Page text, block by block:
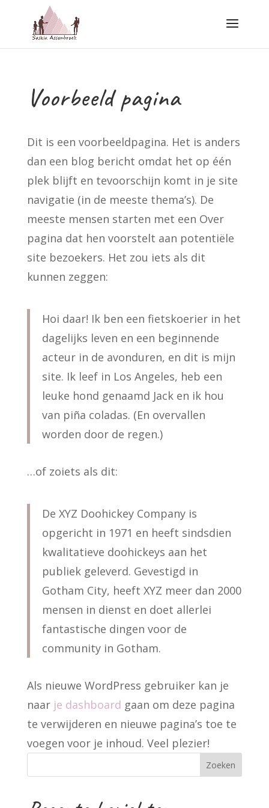
Voorbeeld pagina
Dit is een voorbeeldpagina. Het is anders
dan een blog bericht omdat het op één
plek blijft en tevoorschijn komt in je site
navigatie (in de meeste thema’s). De
meeste mensen starten met een Over
pagina dat hen voorstelt aan potentiële
site bezoekers. Het zou iets als dit
kunnen zeggen:
Hoi daar! Ik ben een fietskoerier in het
dagelijks leven en een beginnende
acteur in de avonduren, en dit is mijn
site. Ik leef in Los Angeles, heb een
leuke hond genaamd Jack en ik hou
van piña coladas. (En overvallen
worden door de regen.)
…of zoiets als dit:
De XYZ Doohickey Company is
opgericht in 1971 en heeft sindsdien
kwalitatieve doohickeys aan het
publiek geleverd. Gevestigd in
Gotham City, heeft XYZ meer dan 2000
mensen in dienst en doet allerlei
fantastische dingen voor de
community in Gotham.
Als nieuwe WordPress gebruiker kan je
naar je dashboard gaan om deze pagina
te verwijderen en nieuwe pagina’s toe te
voegen voor je inhoud. Veel plezier!
Zoeken